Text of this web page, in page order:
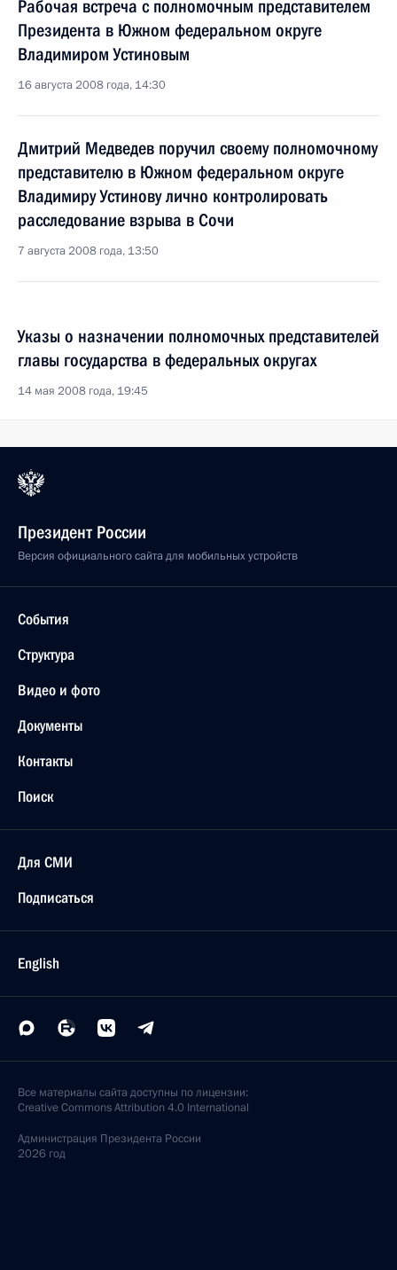
Рабочая встреча с полномочным представителем
Президента в Южном федеральном округе
Владимиром Устиновым
16 августа 2008 года, 14:30
Дмитрий Медведев поручил своему полномочному
представителю в Южном федеральном округе
Владимиру Устинову лично контролировать
расследование взрыва в Сочи
7 августа 2008 года, 13:50
Указы о назначении полномочных представителей
главы государства в федеральных округах
14 мая 2008 года, 19:45
Президент России
Версия официального сайта для мобильных устройств
События
Структура
Видео и фото
Документы
Контакты
Поиск
Для СМИ
Подписаться
English
Все материалы сайта доступны по лицензии:
Creative Commons Attribution 4.0 International
Администрация Президента России
2026 год